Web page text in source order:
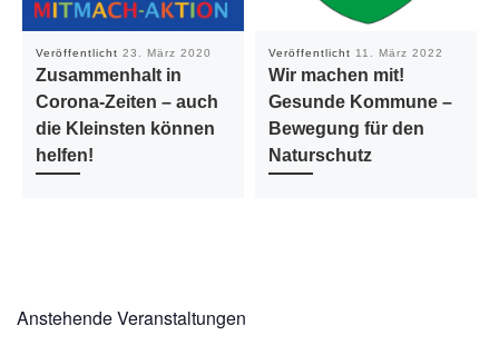
Veröffentlicht 23. März 2020
Zusammenhalt in
Corona-Zeiten – auch
die Kleinsten können
helfen!
Veröffentlicht 11. März 2022
Wir machen mit!
Gesunde Kommune –
Bewegung für den
Naturschutz
Anstehende Veranstaltungen